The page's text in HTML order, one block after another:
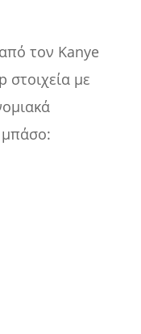
τον Kanye
στοιχεία με
μπάσο: